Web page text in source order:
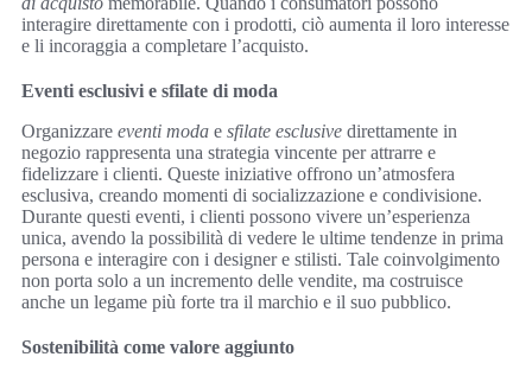
interagire direttamente con i prodotti, ciò aumenta il loro interesse
e li incoraggia a completare l’acquisto.
Eventi esclusivi e sfilate di moda
Organizzare eventi moda e sfilate esclusive direttamente in
negozio rappresenta una strategia vincente per attrarre e
fidelizzare i clienti. Queste iniziative offrono un’atmosfera
esclusiva, creando momenti di socializzazione e condivisione.
Durante questi eventi, i clienti possono vivere un’esperienza
unica, avendo la possibilità di vedere le ultime tendenze in prima
persona e interagire con i designer e stilisti. Tale coinvolgimento
non porta solo a un incremento delle vendite, ma costruisce
anche un legame più forte tra il marchio e il suo pubblico.
Sostenibilità come valore aggiunto